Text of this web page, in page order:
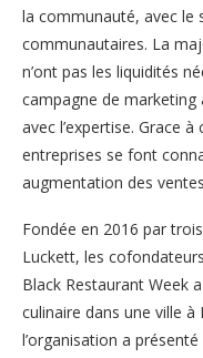
la communauté, avec le
communautaires. La
n’ont pas les liquidités
campagne de marketing
avec l’expertise. Grace
entreprises se font
augmentation des
Fondée en 2016 par
Luckett, les
Black Restaurant Week
culinaire dans une ville à
l’organisation a